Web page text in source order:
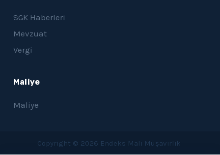
SGK Haberleri
Mevzuat
Vergi
Maliye
Maliye
Copyright © 2026 Endeks Mali Müşavirlik